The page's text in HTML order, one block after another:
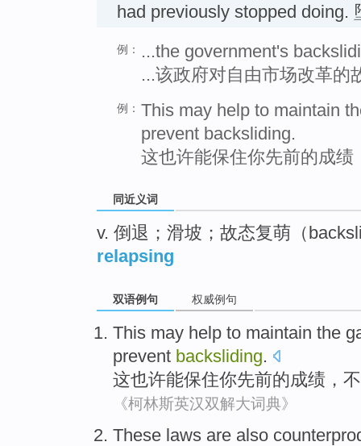
had previously stopped doing.
例：
...the government's
...该政府对自由市场改革的
例： This may help to maintain
prevent backsliding.
这也许能保住你先前的成绩
同近义词
v. 倒退；滑坡；故态复萌（
relapsing
双语例句 权威例句
This may help to maintain the
prevent backsliding.
这也许能保住你先前的成绩，
《柯林斯英汉双解大词典》
These laws are also